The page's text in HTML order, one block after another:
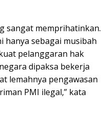
sangat memprihatinkan.
hanya sebagai musibah
pelanggaran hak
dipaksa bekerja
lemahnya pengawasan
PMI ilegal,” kata